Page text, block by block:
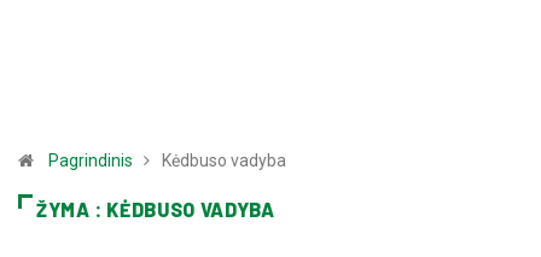
Pagrindinis Kėdbuso vadyba
ŽYMA : KĖDBUSO VADYBA